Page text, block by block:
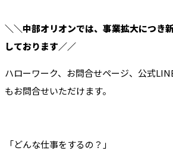
＼＼中部オリオンでは、事業拡大につき
しております／／
ハローワーク、お問合せページ、公式
もお問合せいただけます。
「どんな仕事をするの？」